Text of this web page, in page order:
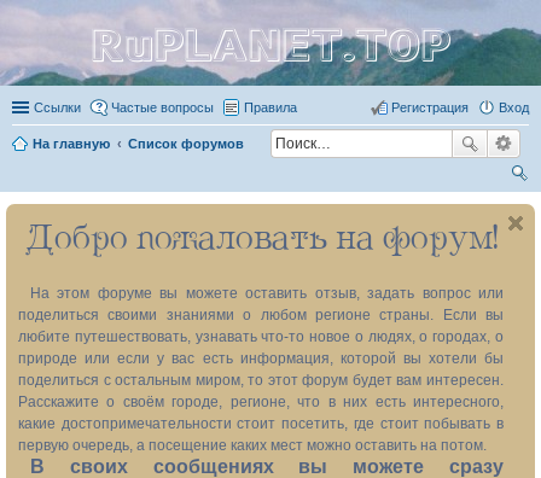
RuPLANET.TOP
Ссылки Частые вопросы Правила Вход
Регистрация
На главную Список форумов
ои
ск
Добро пожаловать на форум!
На этом форуме вы можете оставить отзыв, задать вопрос или
поделиться своими знаниями о любом регионе страны. Если вы
любите путешествовать, узнавать что-то новое о людях, о городах, о
природе или если у вас есть информация, которой вы хотели бы
поделиться с остальным миром, то этот форум будет вам интересен.
Расскажите о своём городе, регионе, что в них есть интересного,
какие достопримечательности стоит посетить, где стоит побывать в
первую очередь, а посещение каких мест можно оставить на потом.
В своих сообщениях вы можете сразу